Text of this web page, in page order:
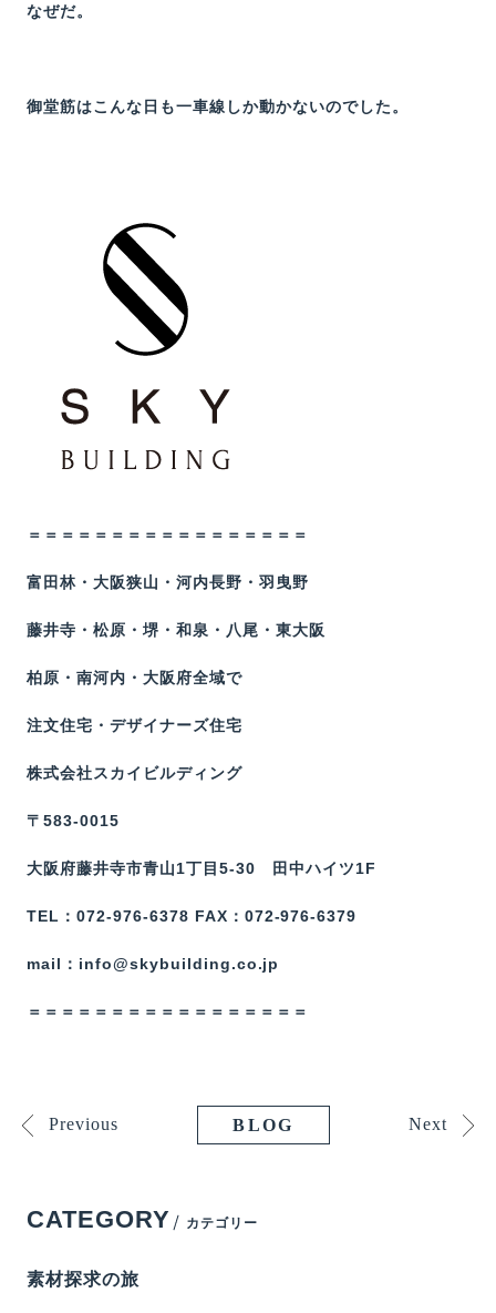
なぜだ。
御堂筋はこんな日も一車線しか動かないのでした。
＝＝＝＝＝＝＝＝＝＝＝＝＝＝＝＝＝
富田林・大阪狭山・河内長野・羽曳野
藤井寺・松原・堺・和泉・八尾・東大阪
柏原・南河内・大阪府全域で
注文住宅・デザイナーズ住宅
株式会社スカイビルディング
〒583-0015
大阪府藤井寺市青山1丁目5-30 田中ハイツ1F
TEL：072-976-6378 FAX：072-976-6379
mail：info@skybuilding.co.jp
＝＝＝＝＝＝＝＝＝＝＝＝＝＝＝＝＝
Previous BLOG Next
CATEGORY カテゴリー
素材探求の旅